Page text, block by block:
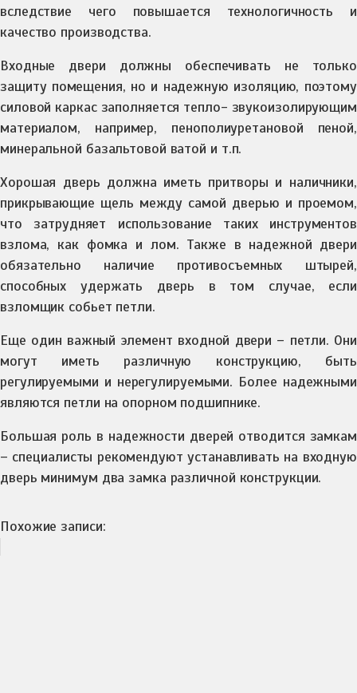
вследствие чего повышается технологичность и
качество производства.
Входные двери должны обеспечивать не только
защиту помещения, но и надежную изоляцию, поэтому
силовой каркас заполняется тепло- звукоизолирующим
материалом, например, пенополиуретановой пеной,
минеральной базальтовой ватой и т.п.
Хорошая дверь должна иметь притворы и наличники,
прикрывающие щель между самой дверью и проемом,
что затрудняет использование таких инструментов
взлома, как фомка и лом. Также в надежной двери
обязательно наличие противосъемных штырей,
способных удержать дверь в том случае, если
взломщик собьет петли.
Еще один важный элемент входной двери – петли. Они
могут иметь различную конструкцию, быть
регулируемыми и нерегулируемыми. Более надежными
являются петли на опорном подшипнике.
Большая роль в надежности дверей отводится замкам
– специалисты рекомендуют устанавливать на входную
дверь минимум два замка различной конструкции.
Похожие записи: